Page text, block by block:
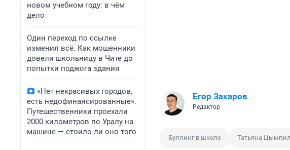
новом учебном году: в чём
дело
Один переход по ссылке
изменил всё. Как мошенники
довели школьницу в Чите до
попытки поджога здания
«Нет некрасивых городов,
есть недофинансированные».
Путешественники проехали
2000 километров по Уралу на
машине — стоило ли оно того
Егор Захаров
Редактор
Буллинг в школе Татьяна